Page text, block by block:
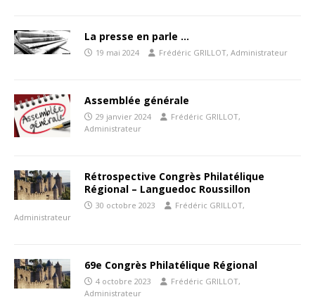
La presse en parle …
19 mai 2024 Frédéric GRILLOT, Administrateur
Assemblée générale
29 janvier 2024
Frédéric GRILLOT,
Administrateur
Rétrospective Congrès Philatélique
Régional – Languedoc Roussillon
30 octobre 2023
Frédéric GRILLOT,
Administrateur
69e Congrès Philatélique Régional
4 octobre 2023
Frédéric GRILLOT,
Administrateur